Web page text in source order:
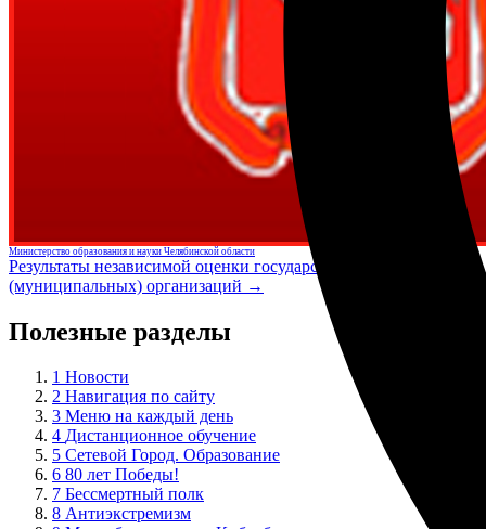
Министерство образования и науки Челябинской области
Результаты независимой оценки государственных
(муниципальных) организаций →
Полезные разделы
1 Новости
2 Навигация по сайту
3 Меню на каждый день
4 Дистанционное обучение
5 Сетевой Город. Образование
6 80 лет Победы!
7 Бессмертный полк
8 Антиэкстремизм